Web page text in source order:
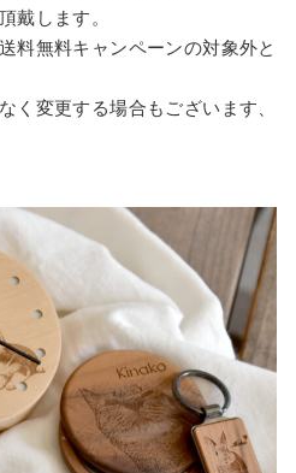
戴します。
料無料キャンペーンの対象外と
く変更する場合もございます、